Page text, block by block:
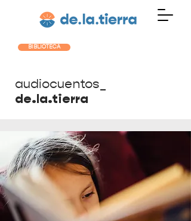
BIBLIOTECA
audiocuentos_
de.la.tierra